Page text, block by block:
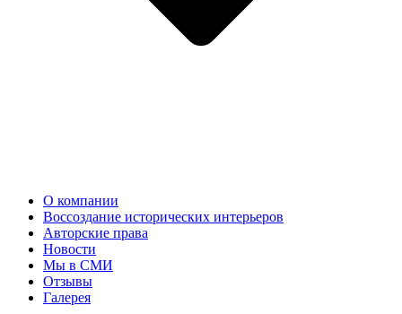
О компании
Воссоздание исторических интерьеров
Авторские права
Новости
Мы в СМИ
Отзывы
Галерея